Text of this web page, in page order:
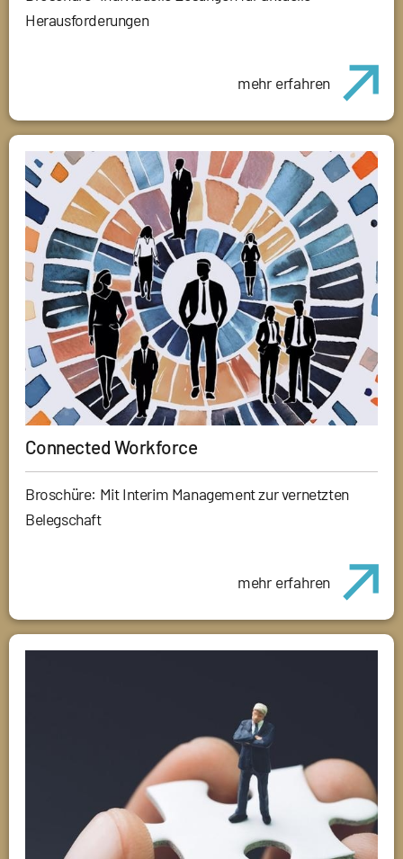
Herausforderungen
mehr erfahren
Connected Workforce
Broschüre: Mit Interim Management zur vernetzten
Belegschaft
mehr erfahren